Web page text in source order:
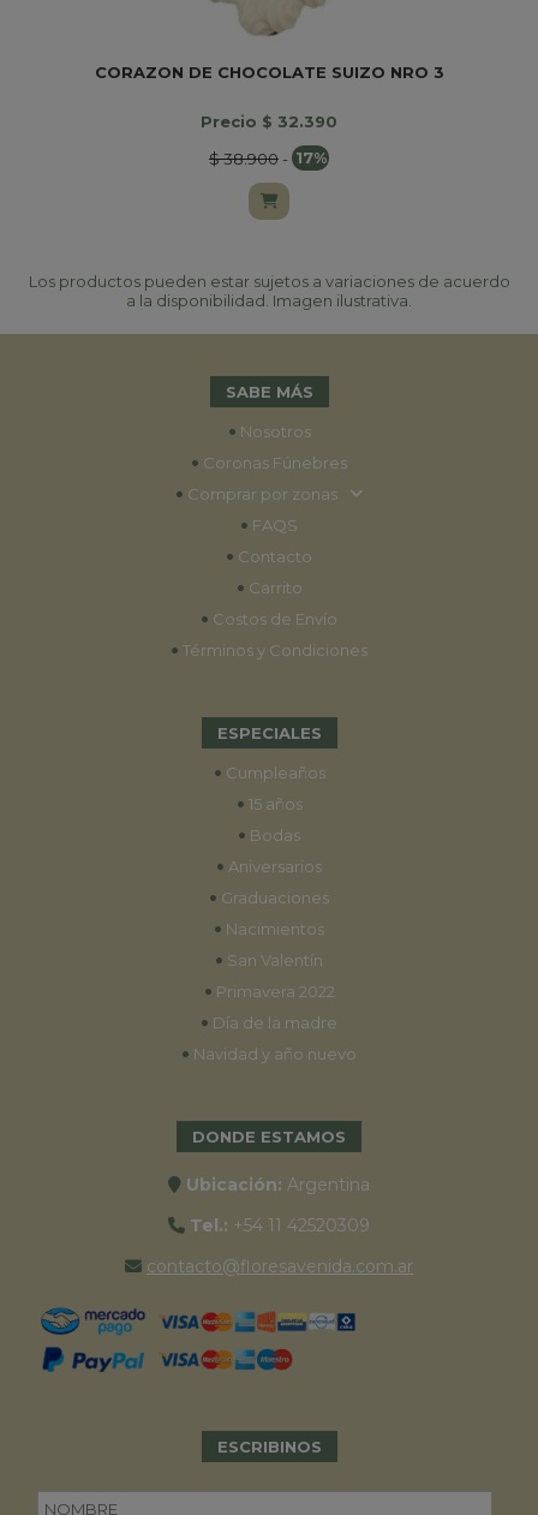
CORAZON DE CHOCOLATE SUIZO NRO 3
Precio $ 32.390
$ 38.900- 17%
Los productos pueden estar sujetos a variaciones de acuerdo
a la disponibilidad. Imagen ilustrativa.
SABE MÁS
• Nosotros
• Coronas Fúnebres
• Comprar por zonas
• FAQS
• Contacto
• Carrito
• Costos de Envío
• Términos y Condiciones
ESPECIALES
• Cumpleaños
• 15 años
• Bodas
• Aniversarios
• Graduaciones
• Nacimientos
• San Valentín
• Primavera 2022
• Día de la madre
• Navidad y año nuevo
DONDE ESTAMOS
Ubicación: Argentina
Tel.: +54 11 42520309
contacto@floresavenida.com.ar
ESCRIBINOS